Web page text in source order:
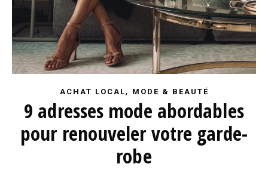
ACHAT LOCAL, MODE & BEAUTÉ
9 adresses mode abordables
pour renouveler votre garde-
robe